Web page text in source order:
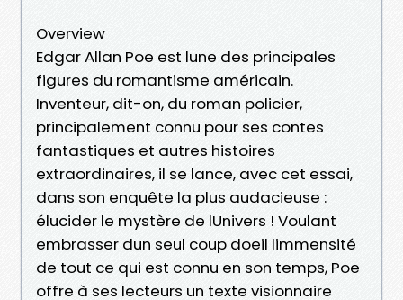
Overview
Edgar Allan Poe est lune des principales
figures du romantisme américain.
Inventeur, dit-on, du roman policier,
principalement connu pour ses contes
fantastiques et autres histoires
extraordinaires, il se lance, avec cet essai,
dans son enquête la plus audacieuse :
élucider le mystère de lUnivers ! Voulant
embrasser dun seul coup doeil limmensité
de tout ce qui est connu en son temps, Poe
offre à ses lecteurs un texte visionnaire